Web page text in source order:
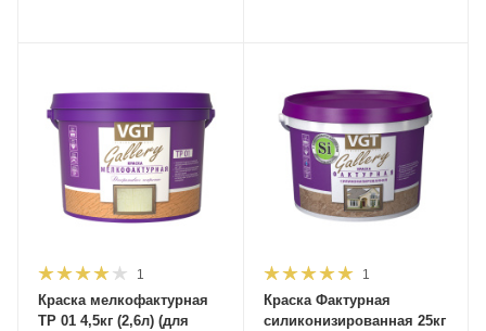
1
Краска мелкофактурная
TP 01 4,5кг (2,6л) (для
1
Краска Фактурная
силиконизированная 25кг